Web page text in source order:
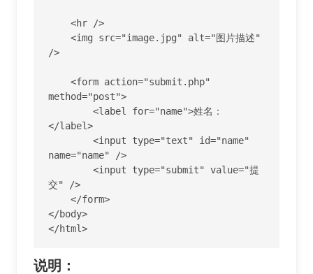
/>
method="post">
</label>
name="name" />
交" />
</body>
</html>
说明：